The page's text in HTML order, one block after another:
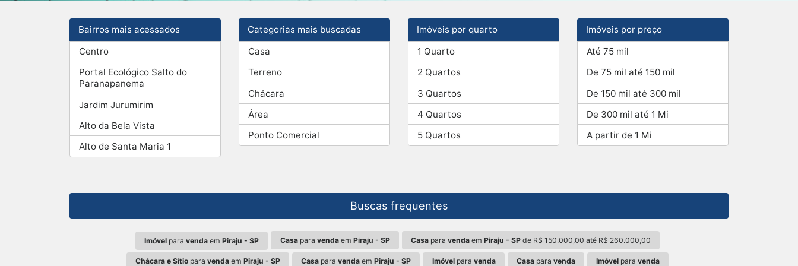
Bairros mais acessados
Centro
Portal Ecológico Salto do
Paranapanema
Jardim Jurumirim
Alto da Bela Vista
Alto de Santa Maria 1
Categorias mais buscadas
Casa
Terreno
Chácara
Área
Ponto Comercial
Imóveis por quarto
1 Quarto
2 Quartos
3 Quartos
4 Quartos
5 Quartos
Imóveis por preço
Até 75 mil
De 75 mil até 150 mil
De 150 mil até 300 mil
De 300 mil até 1 Mi
A partir de 1 Mi
Buscas frequentes
Imóvel paravenda emPiraju - SP Casapara vendaem Piraju - SP Casapara vendaem Piraju - SPde R$ 150.000,00 até R$ 260.000,00
Chácara e Sítiopara vendaem Piraju - SP Casa paravenda emPiraju - SP Imóvelpara venda Casapara venda Imóvel paravenda